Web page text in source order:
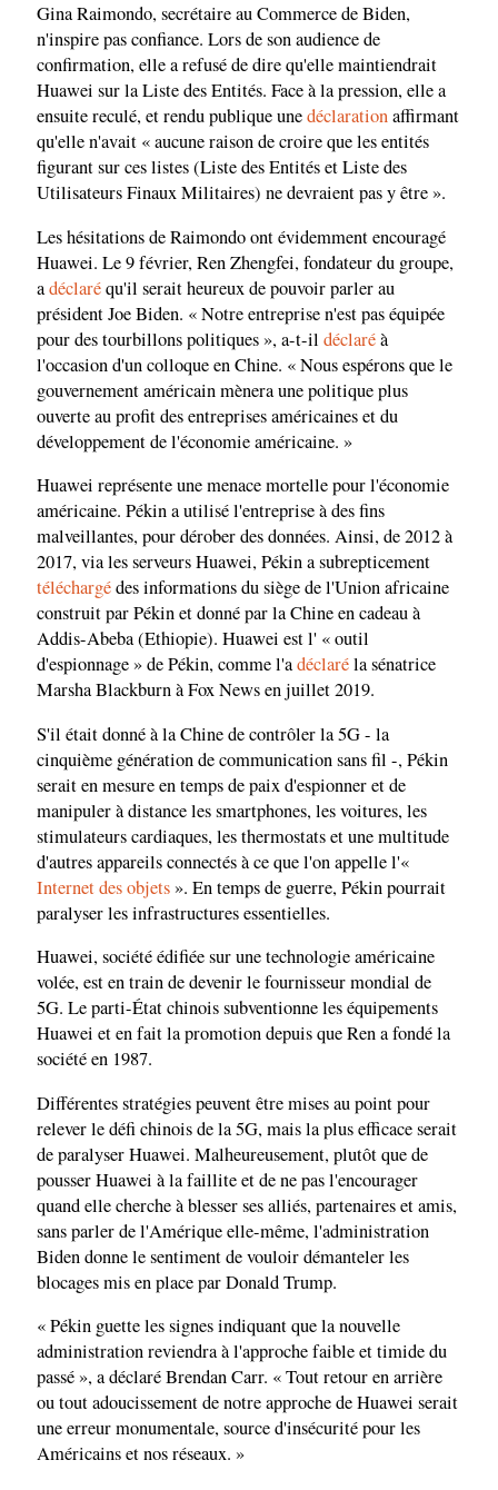
Gina Raimondo, secrétaire au Commerce de Biden,
n'inspire pas confiance. Lors de son audience de
confirmation, elle a refusé de dire qu'elle maintiendrait
Huawei sur la Liste des Entités. Face à la pression, elle a
ensuite reculé, et rendu publique unedéclarationaffirmant
qu'elle n'avait « aucune raison de croire que les entités
figurant sur ces listes (Liste des Entités et Liste des
Utilisateurs Finaux Militaires) ne devraient pas y être ».
Les hésitations de Raimondo ont évidemment encouragé
Huawei. Le 9 février, Ren Zhengfei, fondateur du groupe,
adéclaréqu'il serait heureux de pouvoir parler au
président Joe Biden. « Notre entreprise n'est pas équipée
pour des tourbillons politiques », a-t-il déclaréà
l'occasion d'un colloque en Chine. « Nous espérons que le
gouvernement américain mènera une politique plus
ouverte au profit des entreprises américaines et du
développement de l'économie américaine. »
Huawei représente une menace mortelle pour l'économie
américaine. Pékin a utilisé l'entreprise à des fins
malveillantes, pour dérober des données. Ainsi, de 2012 à
2017, via les serveurs Huawei, Pékin a subrepticement
téléchargédes informations du siège de l'Union africaine
construit par Pékin et donné par la Chine en cadeau à
Addis-Abeba (Ethiopie). Huawei est l' « outil
d'espionnage » de Pékin, comme l'adéclaréla sénatrice
Marsha Blackburn à Fox News en juillet 2019.
S'il était donné à la Chine de contrôler la 5G - la
cinquième génération de communication sans fil -, Pékin
serait en mesure en temps de paix d'espionner et de
manipuler à distance les smartphones, les voitures, les
stimulateurs cardiaques, les thermostats et une multitude
d'autres appareils connectés à ce que l'on appelle l'«
Internet des objets». En temps de guerre, Pékin pourrait
paralyser les infrastructures essentielles.
Huawei, société édifiée sur une technologie américaine
volée, est en train de devenir le fournisseur mondial de
5G. Le parti-État chinois subventionne les équipements
Huawei et en fait la promotion depuis que Ren a fondé la
société en 1987.
Différentes stratégies peuvent être mises au point pour
relever le défi chinois de la 5G, mais la plus efficace serait
de paralyser Huawei. Malheureusement, plutôt que de
pousser Huawei à la faillite et de ne pas l'encourager
quand elle cherche à blesser ses alliés, partenaires et amis,
sans parler de l'Amérique elle-même, l'administration
Biden donne le sentiment de vouloir démanteler les
blocages mis en place par Donald Trump.
« Pékin guette les signes indiquant que la nouvelle
administration reviendra à l'approche faible et timide du
passé », a déclaré Brendan Carr. « Tout retour en arrière
ou tout adoucissement de notre approche de Huawei serait
une erreur monumentale, source d'insécurité pour les
Américains et nos réseaux. »